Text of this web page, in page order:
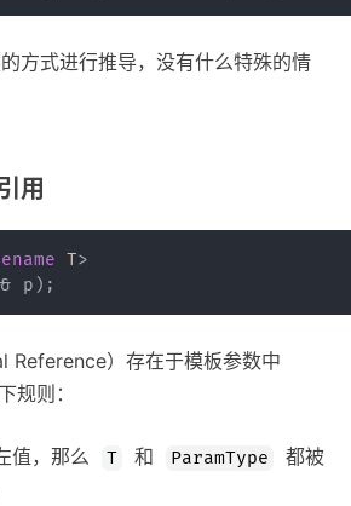
方式进行推导，没有什么特殊的情
用
T>
p );
Reference）存在于模板参数中
规则：
值，那么 T 和 ParamType
都被